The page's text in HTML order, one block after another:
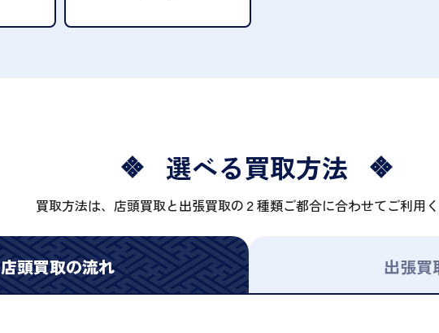
選べる買取方法
買取方法は、店頭買取と出張買取の２種類ご都合に合わせてご利用
店頭買取の流れ 出張買